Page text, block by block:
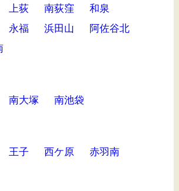
上荻 南荻窪
和泉
永福 浜田山
阿佐谷北
南大塚 南池袋
王子 西ケ原 赤羽南